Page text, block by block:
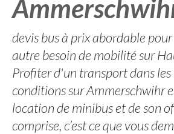
devis bus à prix abordable
autre besoin de mobilité sur
Profiter d'un transport dans
conditions sur Ammerschwihr
location de minibus et de son
comprise, c’est ce que vous